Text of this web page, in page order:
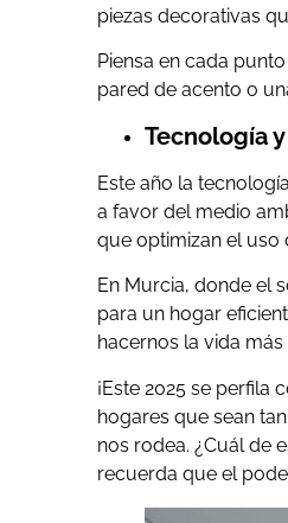
piezas decorativas
Piensa en cada
pared de acento o
Tecnología
Este año la
a favor del medio
que optimizan el uso
En Murcia, donde el
para un hogar
hacernos la vida
¡Este 2025 se
hogares que sean
nos rodea. ¿Cuál de
recuerda que el